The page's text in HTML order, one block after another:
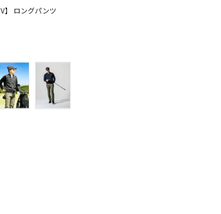
】 ロングパンツ